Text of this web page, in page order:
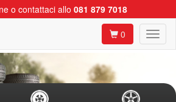
o contattaci allo 081 879 7018
0